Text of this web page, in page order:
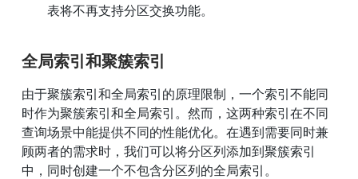
表将不再支持分区交换功能。
全局索引和聚簇索引
由于聚簇索引和全局索引的原理限制，一个索引不能同
时作为聚簇索引和全局索引。然而，这两种索引在不同
查询场景中能提供不同的性能优化。在遇到需要同时兼
顾两者的需求时，我们可以将分区列添加到聚簇索引
中，同时创建一个不包含分区列的全局索引。